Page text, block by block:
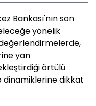
Bankası'nın son
yönelik
yan
örtülü
dinamiklerine dikkat